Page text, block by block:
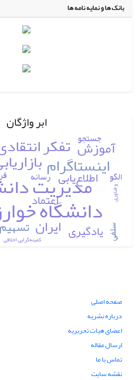
بانک ها و نمایه نامه ها
ابر واژگان
دانشگاه
مدیریت
اینستاگرام
تفکر
ایران
آموزش
یادگیری
اطلاع‌یابی
اعتماد
الگو
جستجو
رسانه
سلفی کمینه‎گرایی اخلاقی
و فناوری
صفحه اصلی
درباره نشریه
اعضای هیات تحریریه
ارسال مقاله
تماس با ما
نقشه سایت